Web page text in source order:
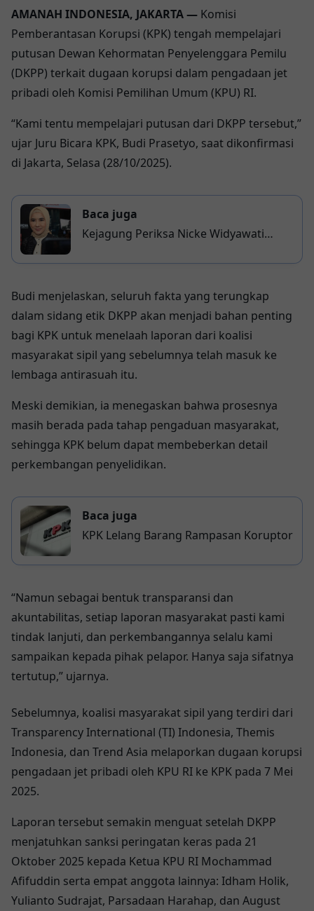
AMANAH INDONESIA, JAKARTA— Komisi
Pemberantasan Korupsi (KPK) tengah mempelajari
putusan Dewan Kehormatan Penyelenggara Pemilu
(DKPP) terkait dugaan korupsi dalam pengadaan jet
pribadi oleh Komisi Pemilihan Umum (KPU) RI.
“Kami tentu mempelajari putusan dari DKPP tersebut,”
ujar Juru Bicara KPK, Budi Prasetyo, saat dikonfirmasi
di Jakarta, Selasa (28/10/2025).
Baca juga
Kejagung Periksa Nicke Widyawati
Budi menjelaskan, seluruh fakta yang terungkap
dalam sidang etik DKPP akan menjadi bahan penting
bagi KPK untuk menelaah laporan dari koalisi
masyarakat sipil yang sebelumnya telah masuk ke
lembaga antirasuah itu.
Meski demikian, ia menegaskan bahwa prosesnya
masih berada pada tahap pengaduan masyarakat,
sehingga KPK belum dapat membeberkan detail
perkembangan penyelidikan.
Baca juga
KPK Lelang Barang Rampasan Koruptor
“Namun sebagai bentuk transparansi dan
akuntabilitas, setiap laporan masyarakat pasti kami
tindak lanjuti, dan perkembangannya selalu kami
sampaikan kepada pihak pelapor. Hanya saja sifatnya
tertutup,” ujarnya.
Sebelumnya, koalisi masyarakat sipil yang terdiri dari
Transparency International (TI) Indonesia, Themis
Indonesia, dan Trend Asia melaporkan dugaan korupsi
pengadaan jet pribadi oleh KPU RI ke KPK pada 7 Mei
2025.
Laporan tersebut semakin menguat setelah DKPP
menjatuhkan sanksi peringatan keras pada 21
Oktober 2025 kepada Ketua KPU RI Mochammad
Afifuddin serta empat anggota lainnya: Idham Holik,
Yulianto Sudrajat, Parsadaan Harahap, dan August